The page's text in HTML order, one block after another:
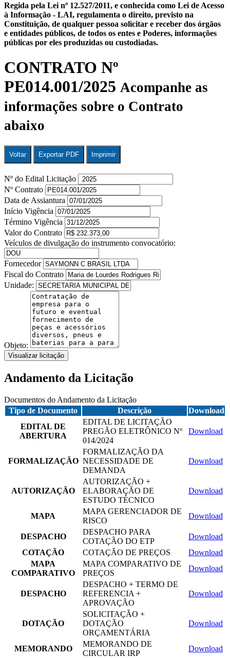
Regida pela Lei nº 12.527/2011, e conhecida como Lei de Acesso
à Informação - LAI, regulamenta o direito, previsto na
Constituição, de qualquer pessoa solicitar e receber dos órgãos
e entidades públicos, de todos os entes e Poderes, informações
públicas por eles produzidas ou custodiadas.
CONTRATO Nº
PE014.001/2025 Acompanhe as
informações sobre o Contrato
abaixo
Voltar Exportar PDF Imprimir
Nº do Edital Licitação
Nº Contrato
Data de Assiantura
Início Vigência
Término Vigência
Valor do Contrato
Veículos de divulgação do instrumento convocatório:
Fornecedor
Fiscal do Contrato
Unidade:
Objeto:
Visualizar licitação
Andamento da Licitação
Documentos do Andamento da Licitação
Tipo de Documento
Descrição
Download
EDITAL DE
ABERTURA
EDITAL DE LICITAÇÃO
PREGÃO ELETRÔNICO Nº
014/2024
Download
FORMALIZAÇÃO
FORMALIZAÇÃO DA
NECESSIDADE DE
DEMANDA
Download
AUTORIZAÇÃO
AUTORIZAÇÃO +
ELABORAÇÃO DE
ESTUDO TÉCNICO
Download
MAPA
MAPA GERENCIADOR DE
RISCO
Download
DESPACHO
DESPACHO PARA
COTAÇÃO DO ETP
Download
COTAÇÃO
COTAÇÃO DE PREÇOS
Download
MAPA
COMPARATIVO
MAPA COMPARATIVO DE
PREÇOS
Download
DESPACHO
DESPACHO + TERMO DE
REFERENCIA +
APROVAÇÃO
Download
DOTAÇÃO
SOLICITAÇÃO +
DOTAÇÃO
ORÇAMENTÁRIA
Download
MEMORANDO
MEMORANDO DE
CIRCULAR IRP
Download